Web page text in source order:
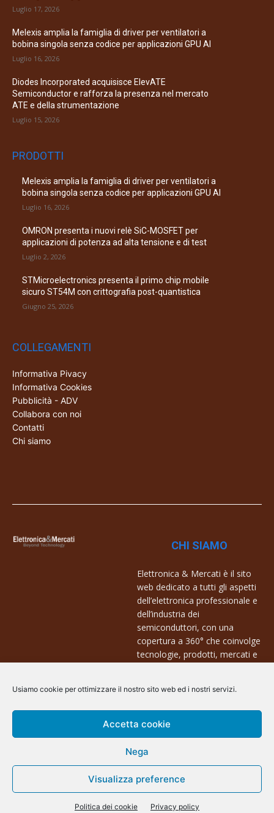
Usiamo cookie per ottimizzare il nostro sito web ed i nostri servizi.
Accetta cookie
Nega
Visualizza preference
Politica dei cookie Privacy policy
Luglio 17, 2026
Melexis amplia la famiglia di driver per ventilatori a
bobina singola senza codice per applicazioni GPU AI
Luglio 16, 2026
Diodes Incorporated acquisisce ElevATE
Semiconductor e rafforza la presenza nel mercato
ATE e della strumentazione
Luglio 15, 2026
PRODOTTI
Melexis amplia la famiglia di driver per ventilatori a
bobina singola senza codice per applicazioni GPU AI
Luglio 16, 2026
OMRON presenta i nuovi relè SiC-MOSFET per
applicazioni di potenza ad alta tensione e di test
Luglio 2, 2026
STMicroelectronics presenta il primo chip mobile
sicuro ST54M con crittografia post-quantistica
Giugno 25, 2026
COLLEGAMENTI
Informativa Pivacy
Informativa Cookies
Pubblicità - ADV
Collabora con noi
Contatti
Chi siamo
CHI SIAMO
Elettronica & Mercati è il sito
web dedicato a tutti gli aspetti
dell’elettronica professionale e
dell’industria dei
semiconduttori, con una
copertura a 360° che coinvolge
tecnologie, prodotti, mercati e
Contatti:
info@arscommunication.it
@ArsCommunication 2023